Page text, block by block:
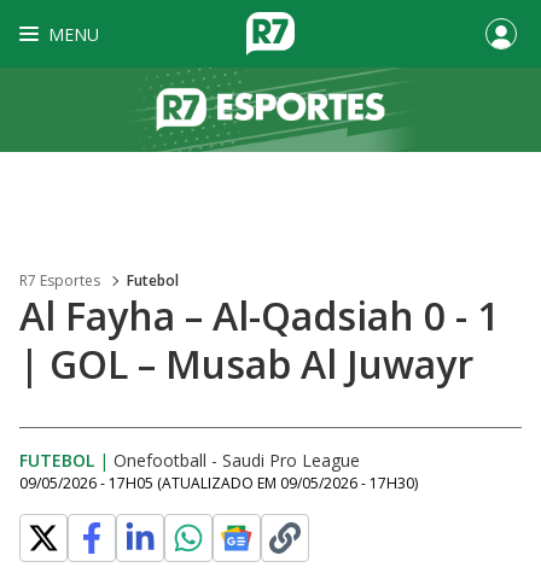
MENU
R7 Esportes Futebol
Al Fayha – Al-Qadsiah 0 - 1
| GOL – Musab Al Juwayr
FUTEBOL | Onefootball - Saudi Pro League
09/05/2026 - 17H05 (ATUALIZADO EM 09/05/2026 - 17H30)